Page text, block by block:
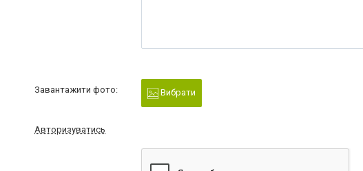
Завантажити фото: Вибрати
Авторизуватись